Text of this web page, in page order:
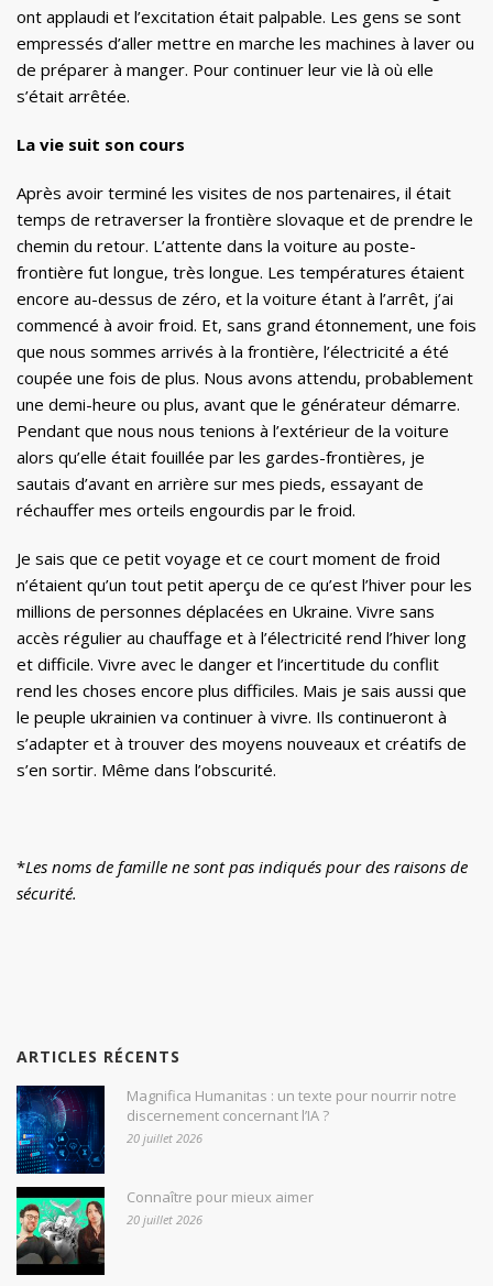
ont applaudi et l’excitation était palpable. Les gens se sont
empressés d’aller mettre en marche les machines à laver ou
de préparer à manger. Pour continuer leur vie là où elle
s’était arrêtée.
La vie suit son cours
Après avoir terminé les visites de nos partenaires, il était
temps de retraverser la frontière slovaque et de prendre le
chemin du retour. L’attente dans la voiture au poste-
frontière fut longue, très longue. Les températures étaient
encore au-dessus de zéro, et la voiture étant à l’arrêt, j’ai
commencé à avoir froid. Et, sans grand étonnement, une fois
que nous sommes arrivés à la frontière, l’électricité a été
coupée une fois de plus. Nous avons attendu, probablement
une demi-heure ou plus, avant que le générateur démarre.
Pendant que nous nous tenions à l’extérieur de la voiture
alors qu’elle était fouillée par les gardes-frontières, je
sautais d’avant en arrière sur mes pieds, essayant de
réchauffer mes orteils engourdis par le froid.
Je sais que ce petit voyage et ce court moment de froid
n’étaient qu’un tout petit aperçu de ce qu’est l’hiver pour les
millions de personnes déplacées en Ukraine. Vivre sans
accès régulier au chauffage et à l’électricité rend l’hiver long
et difficile. Vivre avec le danger et l’incertitude du conflit
rend les choses encore plus difficiles. Mais je sais aussi que
le peuple ukrainien va continuer à vivre. Ils continueront à
s’adapter et à trouver des moyens nouveaux et créatifs de
s’en sortir. Même dans l’obscurité.
*Les noms de famille ne sont pas indiqués pour des raisons de
sécurité.
ARTICLES RÉCENTS
Magnifica Humanitas : un texte pour nourrir notre
discernement concernant l’IA ?
20 juillet 2026
Connaître pour mieux aimer
20 juillet 2026